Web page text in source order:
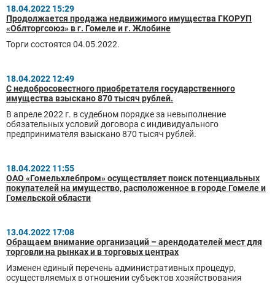
18.04.2022 15:29
Продолжается продажа недвижимого имущества ГКОРУП
«Облторгсоюз» в г. Гомеле и г. Жлобине
Торги состоятся 04.05.2022.
18.04.2022 12:49
С недобросовестного приобретателя государственного
имущества взыскано 870 тысяч рублей.
В апреле 2022 г. в судебном порядке за невыполнение
обязательных условий договора с индивидуального
предпринимателя взыскано 870 тысяч рублей.
18.04.2022 11:55
ОАО «Гомельхлебпром» осуществляет поиск потенциальных
покупателей на имущество, расположенное в городе Гомеле и
Гомельской области
13.04.2022 17:08
Обращаем внимание организаций – арендодателей мест для
торговли на рынках и в торговых центрах
Изменен единый перечень административных процедур,
осуществляемых в отношении субъектов хозяйствования